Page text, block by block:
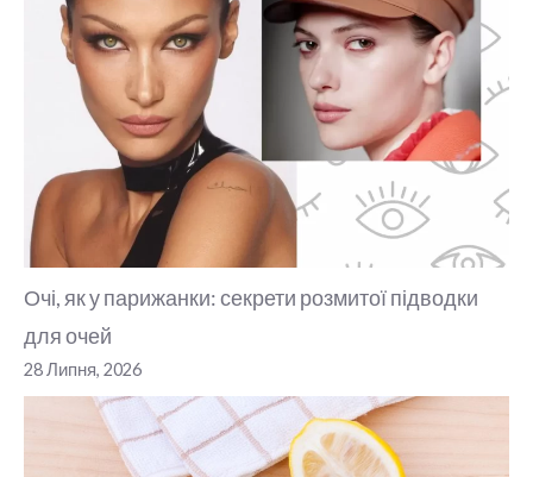
Очі, як у парижанки: секрети розмитої підводки
для очей
28 Липня, 2026